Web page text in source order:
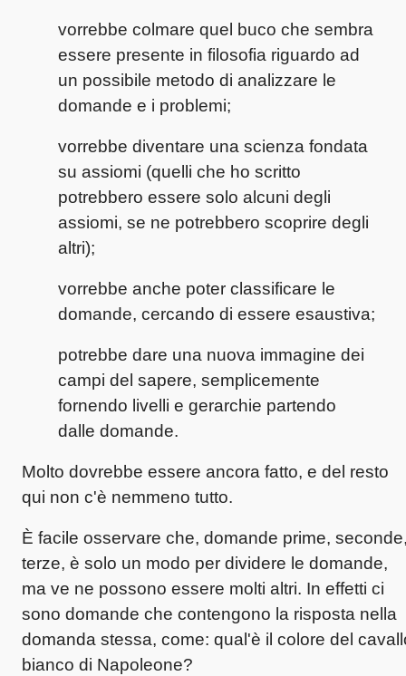
vorrebbe colmare quel buco che sembra
essere presente in filosofia riguardo ad
un possibile metodo di analizzare le
domande e i problemi;
vorrebbe diventare una scienza fondata
su assiomi (quelli che ho scritto
potrebbero essere solo alcuni degli
assiomi, se ne potrebbero scoprire degli
altri);
vorrebbe anche poter classificare le
domande, cercando di essere esaustiva;
potrebbe dare una nuova immagine dei
campi del sapere, semplicemente
fornendo livelli e gerarchie partendo
dalle domande.
Molto dovrebbe essere ancora fatto, e del resto
qui non c'è nemmeno tutto.
È facile osservare che, domande prime,
terze, è solo un modo per dividere le domande,
ma ve ne possono essere molti altri. In effetti ci
sono domande che contengono la risposta nella
domanda stessa, come: qual'è il colore del
bianco di Napoleone?